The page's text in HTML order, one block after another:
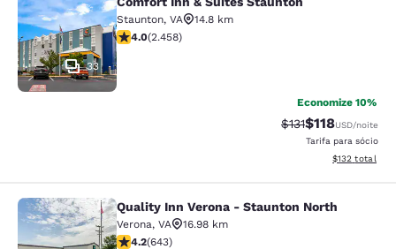
Comfort Inn & Suites Staunton
33
Staunton, VA
14.8 km
classificação 3.96 estrelas. Bom. 2458 avaliações
4.0(2.458)
Economize 10%
Tarifa anterior
$131Tarifa com
$118USD/noite
Tarifa para sócio
Exibir
$132 total
Quality Inn Verona - Staunton North
Quality Inn Verona - Staunton North
Verona, VA
16.98 km
classificação 4.24 estrelas. Excelente. 643 avaliações
4.2(643)